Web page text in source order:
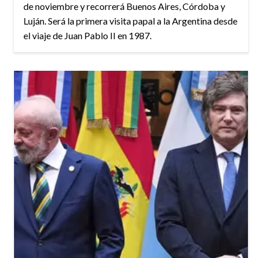
de noviembre y recorrerá Buenos Aires, Córdoba y
Luján. Será la primera visita papal a la Argentina desde
el viaje de Juan Pablo II en 1987.